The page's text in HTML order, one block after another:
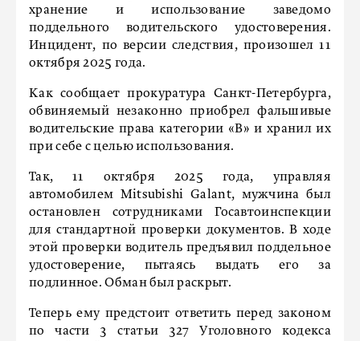
хранение и использование заведомо
поддельного водительского удостоверения.
Инцидент, по версии следствия, произошел 11
октября 2025 года.
Как сообщает прокуратура Санкт-Петербурга,
обвиняемый незаконно приобрел фальшивые
водительские права категории «В» и хранил их
при себе с целью использования.
Так, 11 октября 2025 года, управляя
автомобилем Mitsubishi Galant, мужчина был
остановлен сотрудниками Госавтоинспекции
для стандартной проверки документов. В ходе
этой проверки водитель предъявил поддельное
удостоверение, пытаясь выдать его за
подлинное. Обман был раскрыт.
Теперь ему предстоит ответить перед законом
по части 3 статьи 327 Уголовного кодекса